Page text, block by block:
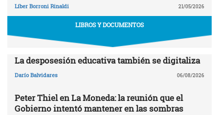
Líber Borroni Rinaldi 21/05/2026
LIBROS Y DOCUMENTOS
La desposesión educativa también se digitaliza
Darío Balvidares 06/08/2026
Peter Thiel en La Moneda: la reunión que el
Gobierno intentó mantener en las sombras